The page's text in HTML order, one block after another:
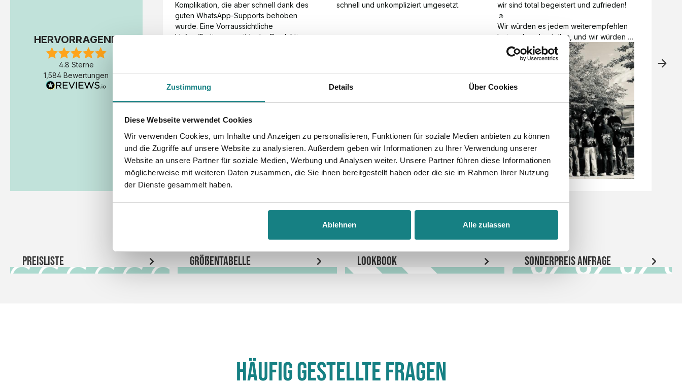
Zustimmung Details Über Cookies
Diese Webseite verwendet Cookies
Wir verwenden Cookies, um Inhalte und Anzeigen zu personalisieren, Funktionen für soziale Medien anbieten zu können
und die Zugriffe auf unsere Website zu analysieren. Außerdem geben wir Informationen zu Ihrer Verwendung unserer
Website an unsere Partner für soziale Medien, Werbung und Analysen weiter. Unsere Partner führen diese Informationen
möglicherweise mit weiteren Daten zusammen, die Sie ihnen bereitgestellt haben oder die sie im Rahmen Ihrer Nutzung
der Dienste gesammelt haben.
Ablehnen Alle zulassen
HERVORRAGEND
4.8 Sterne
1,584 Bewertungen
Komplikation, die aber schnell dank des
guten WhatsApp-Supports behoben
wurde. Eine Vorraussichtliche
Liefer-/Fertigungszeit in der Produktion
Fertigstellung der Produktion.
schnell und unkompliziert umgesetzt.
wir sind total begeistert und zufrieden!
☺️
Wir würden es jedem weiterempfehlen
bei euch zu bestellen, und wir würden
es auch sofort nochmal tun!
Vielen Dank für alles 😊
Preisliste Größentabelle LookBook Sonderpreis Anfrage
Häufig gestellte Fragen